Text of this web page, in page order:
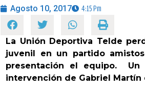
5ª COLUMNA
CARTAS DEL DIRECTOR
ENTREVISTAS
OPINIÓN
PROGRAMAS
Agosto 10, 2017 4:15 Pm
La Unión Deportiva Telde
juvenil en un partido
presentación el equipo.
intervención de Gabriel